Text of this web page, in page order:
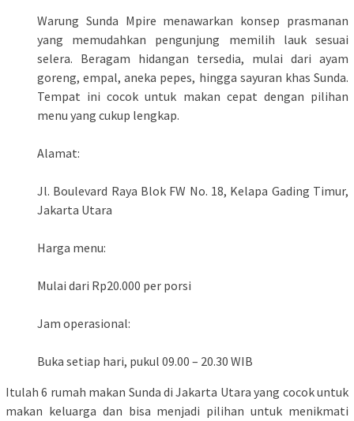
Warung Sunda Mpire menawarkan konsep prasmanan
yang memudahkan pengunjung memilih lauk sesuai
selera. Beragam hidangan tersedia, mulai dari ayam
goreng, empal, aneka pepes, hingga sayuran khas Sunda.
Tempat ini cocok untuk makan cepat dengan pilihan
menu yang cukup lengkap.
Alamat:
Jl. Boulevard Raya Blok FW No. 18, Kelapa Gading Timur,
Jakarta Utara
Harga menu:
Mulai dari Rp20.000 per porsi
Jam operasional:
Buka setiap hari, pukul 09.00 – 20.30 WIB
Itulah 6 rumah makan Sunda di Jakarta Utara yang cocok untuk
makan keluarga dan bisa menjadi pilihan untuk menikmati